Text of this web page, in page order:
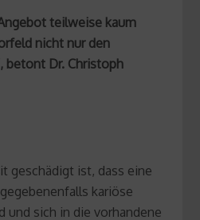
teilweise kaum
nicht nur den
betont Dr. Christoph
geschädigt ist, dass eine
kariöse
und sich in die vorhandene